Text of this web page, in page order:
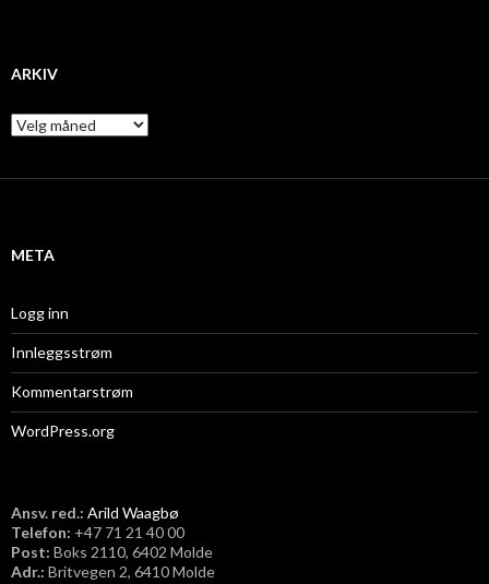
ARKIV
A
r
i
META
Logg inn
Innleggsstrøm
Kommentarstrøm
WordPress.org
Ansv. red.: Arild Waagbø
Telefon: ​+47 71 21 40 00
Post: Boks 2110, 6402 Molde
Adr.: Britvegen 2, 6410 Molde